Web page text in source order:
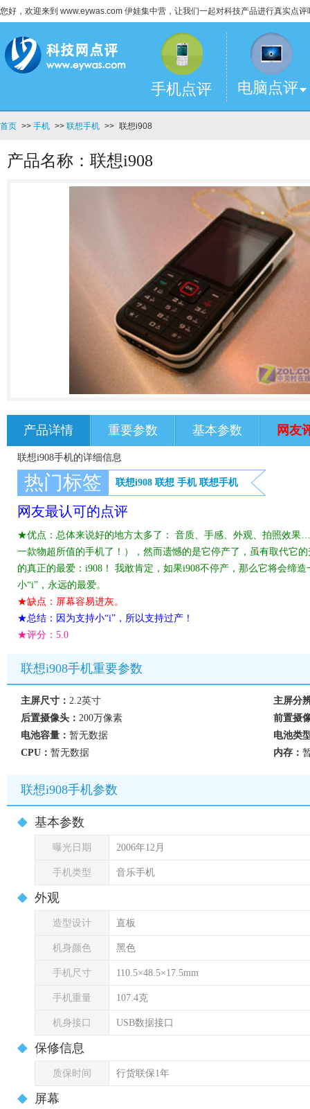
您好，欢迎来到 www.eywas.com 伊娃集中营，让我们一起对科技产品进行真实点评
手机点评 电脑点评
首页 >> 手机 >> 联想手机 >> 联想i908
产品名称：联想i908
产品详情 重要参数 基本参数 网友
联想i908手机的详细信息
热门标签 联想i908 联想 手机 联想手机
网友最认可的点评
★优点：总体来说好的地方太多了： 音质、手感、外观、拍照效
一款物超所值的手机了！），然而遗憾的是它停产了，虽有取代它
的真正的最爱：i908！ 我敢肯定，如果i908不停产，那么它将会缔
小“i”，永远的最爱。
★缺点：屏幕容易进灰。
★总结：因为支持小“i”，所以支持过产！
★评分： 5.0
联想i908手机重要参数
主屏尺寸： 2.2英寸
主屏分
后置摄像头： 200万像素
前置摄
电池容量： 暂无数据
电池类
CPU： 暂无数据 内存：
联想i908手机参数
基本参数
曝光日期 2006年12月
手机类型 音乐手机
外观
造型设计 直板
机身颜色 黑色
手机尺寸 110.5×48.5×17.5mm
手机重量 107.4克
机身接口 USB数据接口
保修信息
质保时间 行货联保1年
屏幕